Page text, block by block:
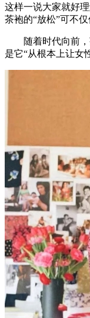
这样一说大家就好
茶袍的“放松”可不
随着时代向前，
是它“从根本上让女